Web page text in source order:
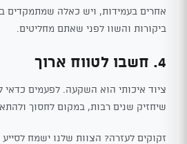
אחרים בעמידות, ויש כאלה שמתמקדים
ביקורות והשוו לפני שאתם מחליטים.
4. חשבו לטווח ארוך
ציוד איכותי הוא השקעה. לפעמים
שיחזיק שנים רבות, במקום לחסוך
זקוקים לעזרה? הצוות שלנו ישמח